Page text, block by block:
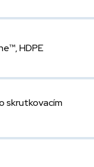
HDPE
skrutkovacím